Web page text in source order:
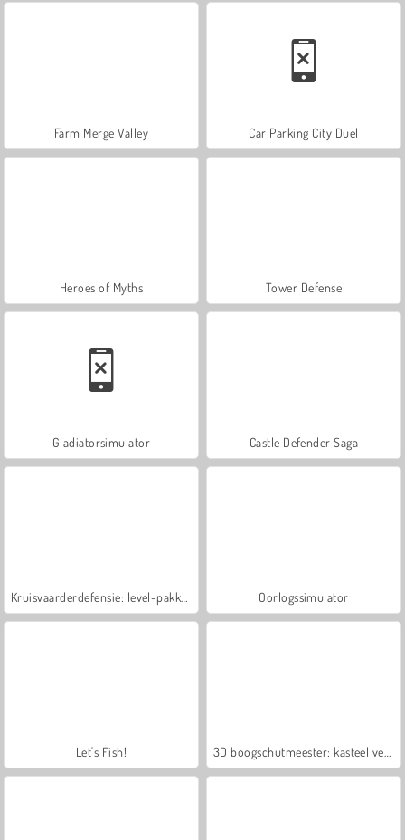
Farm Merge Valley Car Parking City Duel
Heroes of Myths Tower Defense
Gladiatorsimulator Castle Defender Saga
Oorlogssimulator
Let's Fish!